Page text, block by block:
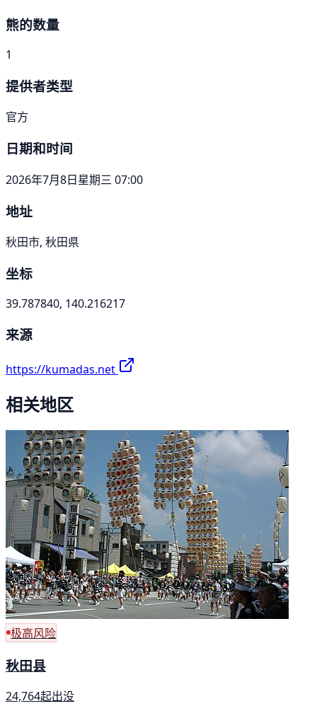
熊的数量
1
提供者类型
官方
日期和时间
2026年7月8日星期三 07:00
地址
秋田市, 秋田県
坐标
39.787840, 140.216217
来源
https://kumadas.net
相关地区
极高风险
秋田县
24,764起出没